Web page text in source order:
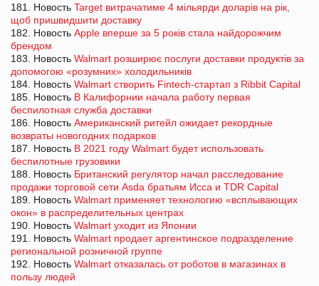
181. Новость Target витрачатиме 4 мільярди доларів на рік,
щоб пришвидшити доставку
182. Новость Apple вперше за 5 років стала найдорожчим
брендом
183. Новость Walmart розширює послуги доставки продуктів за
допомогою «розумних» холодильників
184. Новость Walmart створить Fintech-стартап з Ribbit Capital
185. Новость В Калифорнии начала работу первая
беспилотная служба доставки
186. Новость Американский ритейл ожидает рекордные
возвраты новогодних подарков
187. Новость В 2021 году Walmart будет использовать
беспилотные грузовики
188. Новость Британский регулятор начал расследование
продажи торговой сети Asda братьям Исса и TDR Capital
189. Новость Walmart применяет технологию «всплывающих
окон» в распределительных центрах
190. Новость Walmart уходит из Японии
191. Новость Walmart продает аргентинское подразделение
региональной розничной группе
192. Новость Walmart отказалась от роботов в магазинах в
пользу людей